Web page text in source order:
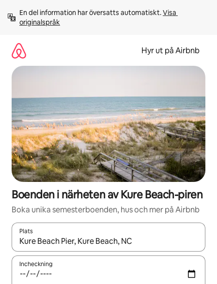
innehåll
En del information har översatts automatiskt. Visa
originalspråk
Hyr ut på Airbnb
Boenden i närheten av Kure Beach-piren
Boka unika semesterboenden, hus och mer på Airbnb
Plats
När resultaten är tillgängliga kan du navigera med upp- och
Incheckning